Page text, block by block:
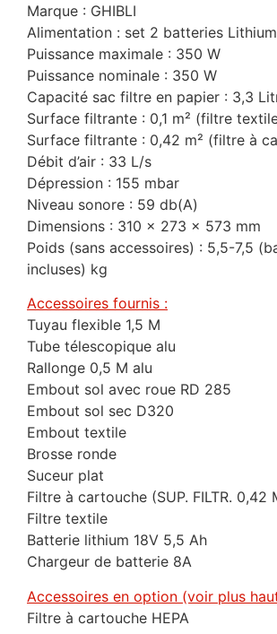
Marque : GHIBLI
Alimentation : set 2 batteries
Puissance maximale : 350 W
Puissance nominale : 350 W
Capacité sac filtre en papier : 3,3
Surface filtrante : 0,1 m² (filtre
Surface filtrante : 0,42 m² (filtre à
Débit d’air : 33 L/s
Dépression : 155 mbar
Niveau sonore : 59 db(A)
Dimensions : 310 x 273 x 573 mm
Poids (sans accessoires) : 5,5-7,5
incluses) kg
Accessoires fournis :
Tuyau flexible 1,5 M
Tube télescopique alu
Rallonge 0,5 M alu
Embout sol avec roue RD 285
Embout sol sec D320
Embout textile
Brosse ronde
Suceur plat
Filtre à cartouche (SUP. FILTR. 0,42
Filtre textile
Batterie lithium 18V 5,5 Ah
Chargeur de batterie 8A
Accessoires en option (voir plus
Filtre à cartouche HEPA